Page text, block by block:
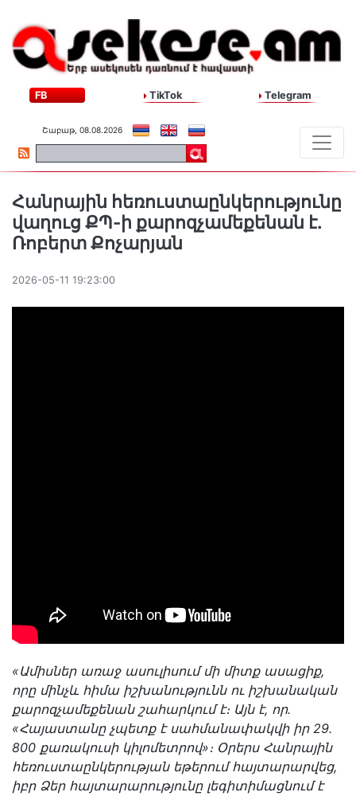
FB TikTok Telegram
Շաբաթ, 08.08.2026
Հանրային հեռուստաընկերությունը
վաղուց ՔՊ-ի քարոզչամեքենան է․
Ռոբերտ Քոչարյան
2026-05-11 19:23:00
«Ամիսներ առաջ ասուլիսում մի միտք ասացիք,
որը մինչև հիմա իշխանությունն ու իշխանական
քարոզչամեքենան շահարկում է։ Այն է, որ․
«Հայաստանը չպետք է սահմանափակվի իր 29․
800 քառակուսի կիլոմետրով»։ Օրերս Հանրային
հեռուստաընկերության եթերում հայտարարվեց,
իբր Ձեր հայտարարությունը լեգիտիմացնում է